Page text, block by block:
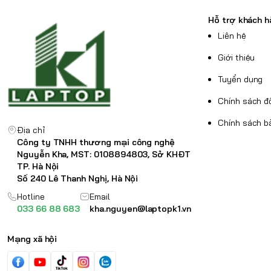
Địa chỉ
Công ty TNHH thương mại công nghệ
Nguyễn Kha, MST: 0108894803, Sở KHĐT
TP. Hà Nội
Số 240 Lê Thanh Nghị, Hà Nội
Hotline
033 66 88 683
Email
kha.nguyen@laptopk1.vn
Mạng xã hội
Hỗ trợ khách
Liên hệ
Giới thiệu
Tuyển dụng
Chính sách
Chính sách